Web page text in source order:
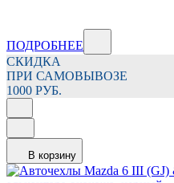
ПОДРОБНЕЕ
СКИДКА
ПРИ САМОВЫВОЗЕ
1000 РУБ.
В корзину